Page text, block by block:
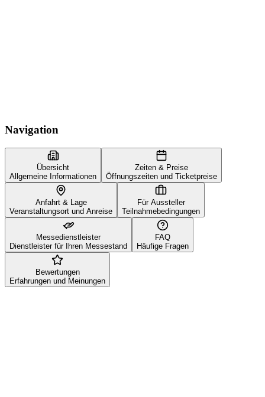
Navigation
Übersicht
Allgemeine Informationen
Zeiten & Preise
Öffnungszeiten und Ticketpreise
Anfahrt & Lage
Veranstaltungsort und Anreise
Für Aussteller
Teilnahmebedingungen
Messedienstleister
Dienstleister für Ihren Messestand
FAQ
Häufige Fragen
Bewertungen
Erfahrungen und Meinungen